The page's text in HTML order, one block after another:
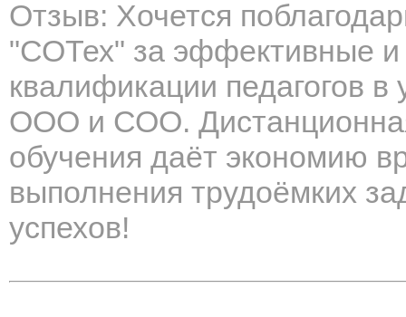
Отзыв: Хочется
"СОТех" за эффективные
квалификации педагогов
ООО и СОО.
обучения даёт экономию
выполнения трудоёмких
успехов!